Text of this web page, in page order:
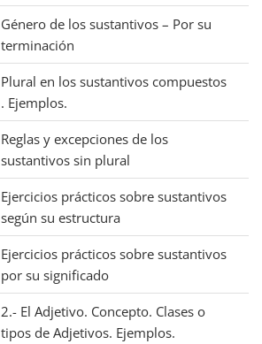
Género de los sustantivos – Por su
terminación
Plural en los sustantivos compuestos
. Ejemplos.
Reglas y excepciones de los
sustantivos sin plural
Ejercicios prácticos sobre sustantivos
según su estructura
Ejercicios prácticos sobre sustantivos
por su significado
2.- El Adjetivo. Concepto. Clases o
tipos de Adjetivos. Ejemplos.